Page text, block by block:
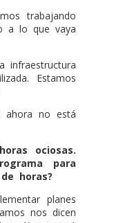
trabajando
a lo que vaya
infraestructura
Estamos
ahora no está
ociosas.
para
horas?
planes
nos dicen